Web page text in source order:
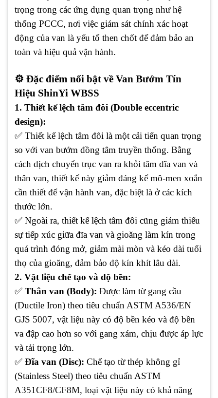
trọng trong các ứng dụng quan trọng như hệ
thống PCCC, nơi việc giám sát chính xác hoạt
động của van là yếu tố then chốt để đảm bảo an
toàn và hiệu quả vận hành.
⚙️ Đặc điểm nổi bật về Van Bướm Tín
Hiệu ShinYi WBSS
1. Thiết kế lệch tâm đôi (Double eccentric
design):
✅ Thiết kế lệch tâm đôi là một cải tiến quan trọng
so với van bướm đồng tâm truyền thống. Bằng
cách dịch chuyển trục van ra khỏi tâm đĩa van và
thân van, thiết kế này giảm đáng kể mô-men xoắn
cần thiết để vận hành van, đặc biệt là ở các kích
thước lớn.
✅ Ngoài ra, thiết kế lệch tâm đôi cũng giảm thiểu
sự tiếp xúc giữa đĩa van và gioăng làm kín trong
quá trình đóng mở, giảm mài mòn và kéo dài tuổi
thọ của gioăng, đảm bảo độ kín khít lâu dài.
2. Vật liệu chế tạo và độ bền:
✅ Thân van (Body): Được làm từ gang cầu
(Ductile Iron) theo tiêu chuẩn ASTM A536/EN
GJS 5007, vật liệu này có độ bền kéo và độ bền
va đập cao hơn so với gang xám, chịu được áp lực
và tải trọng lớn.
✅ Đĩa van (Disc): Chế tạo từ thép không gỉ
(Stainless Steel) theo tiêu chuẩn ASTM
A351CF8/CF8M, loại vật liệu này có khả năng